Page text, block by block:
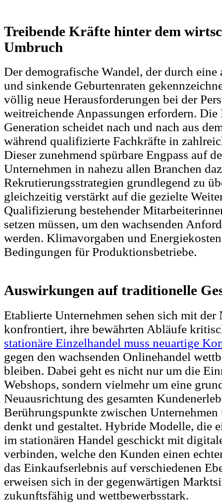
Treibende Kräfte hinter dem
Umbruch
Der demografische Wandel, der durch
und sinkende Geburtenraten
völlig neue Herausforderungen bei der
weitreichende Anpassungen erfordern.
Generation scheidet nach und nach aus
während qualifizierte Fachkräfte in
Dieser zunehmend spürbare Engpass auf
Unternehmen in nahezu allen Branchen
Rekrutierungsstrategien grundlegend zu
gleichzeitig verstärkt auf die gezielte
Qualifizierung bestehender
setzen müssen, um den wachsenden
werden. Klimavorgaben und
Bedingungen für Produktionsbetriebe.
Auswirkungen auf traditionelle
Etablierte Unternehmen sehen sich mit
konfrontiert, ihre bewährten Abläufe
stationäre Einzelhandel muss neuartige
gegen den wachsenden Onlinehandel
bleiben. Dabei geht es nicht nur um die
Webshops, sondern vielmehr um eine
Neuausrichtung des gesamten
Berührungspunkte zwischen Unternehmen
denkt und gestaltet. Hybride Modelle, die
im stationären Handel geschickt mit
verbinden, welche den Kunden einen
das Einkaufserlebnis auf verschiedenen
erweisen sich in der gegenwärtigen
zukunftsfähig und wettbewerbsstark.